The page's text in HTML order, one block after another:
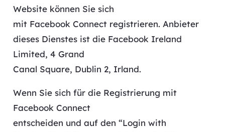
Website können Sie sich
mit Facebook Connect registrieren. Anbieter
dieses Dienstes ist die Facebook Ireland
Limited, 4 Grand
Canal Square, Dublin 2, Irland.
Wenn Sie sich für die Registrierung mit
Facebook Connect
entscheiden und auf den “Login with